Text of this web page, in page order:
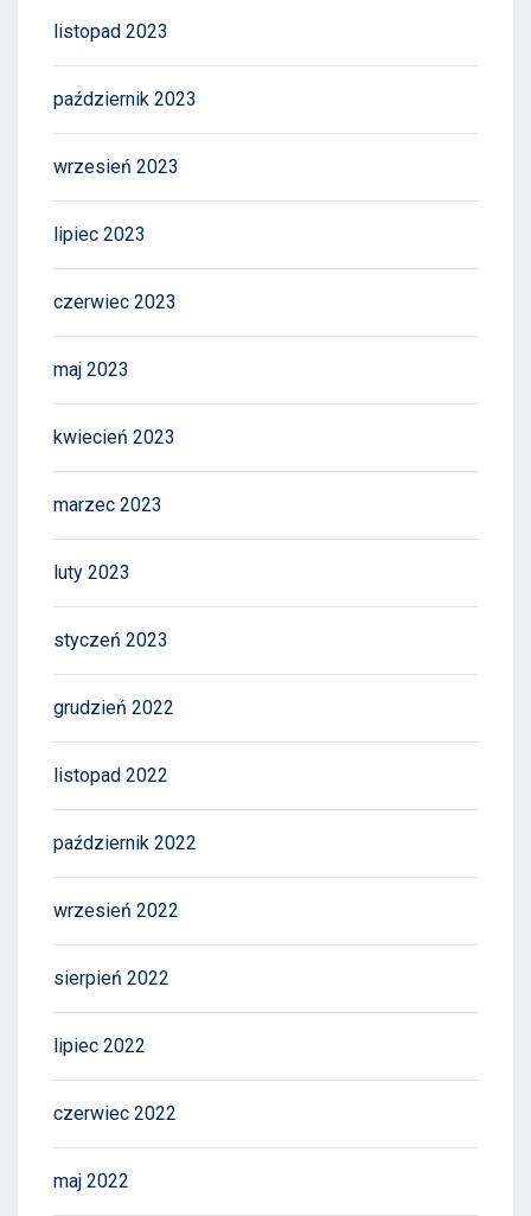
listopad 2023
październik 2023
wrzesień 2023
lipiec 2023
czerwiec 2023
maj 2023
kwiecień 2023
marzec 2023
luty 2023
styczeń 2023
grudzień 2022
listopad 2022
październik 2022
wrzesień 2022
sierpień 2022
lipiec 2022
czerwiec 2022
maj 2022